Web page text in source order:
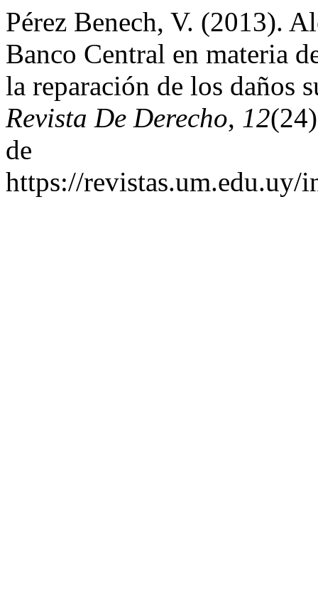
Pérez Benech, V. (2013).
Banco Central en materia
la reparación de los daños
Revista De Derecho, 12
de
https://revistas.um.edu.uy/